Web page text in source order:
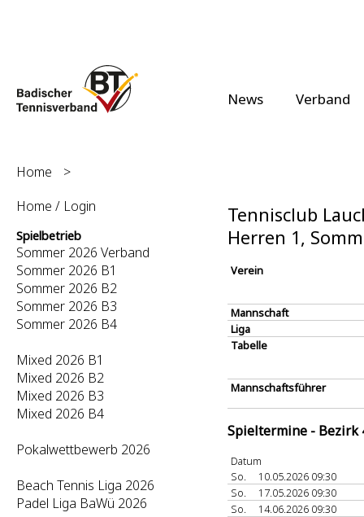
News Verband
Home
>
Home / Login
Spielbetrieb
Sommer 2026 Verband
Sommer 2026 B1
Sommer 2026 B2
Sommer 2026 B3
Sommer 2026 B4
Mixed 2026 B1
Mixed 2026 B2
Mixed 2026 B3
Mixed 2026 B4
Pokalwettbewerb 2026
Beach Tennis Liga 2026
Padel Liga BaWü 2026
Tennisclub
Herren 1,
Verein
Mannschaft
Liga
Tabelle
Mannschaftsführer
Spieltermine - Bezirk
Datum
So.
10.05.2026 09:30
So.
17.05.2026 09:30
So.
14.06.2026 09:30